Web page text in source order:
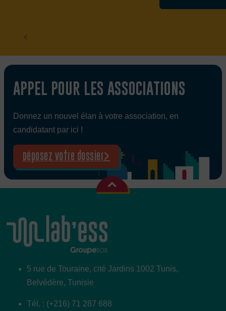
APPEL POUR LES ASSOCIATIONS
Donnez un nouvel élan à votre association, en
candidatant par ici !
Déposez votre dossier
5 rue de Touraine, cité Jardins 1002 Tunis,
Belvédère, Tunisie
Tél. : (+216) 71 287 688